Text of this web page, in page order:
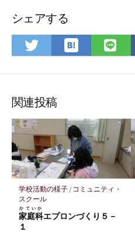
シェアする
Twitter
ェ
ア
は
ッ
ク
マ
ー
ク
に
保
存
ア
関連投稿
学校活動の様子/ コミュニティ・
スクール
家庭科
かていか
エプロンづくり５－
１